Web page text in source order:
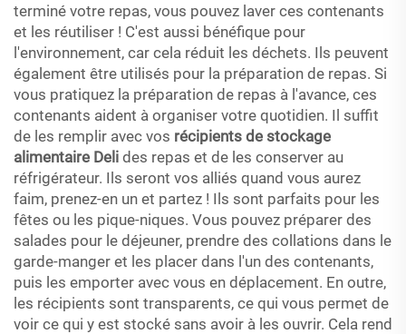
terminé votre repas, vous pouvez laver ces contenants
et les réutiliser ! C'est aussi bénéfique pour
l'environnement, car cela réduit les déchets. Ils peuvent
également être utilisés pour la préparation de repas. Si
vous pratiquez la préparation de repas à l'avance, ces
contenants aident à organiser votre quotidien. Il suffit
de les remplir avec vos récipients de stockage
alimentaire Deli des repas et de les conserver au
réfrigérateur. Ils seront vos alliés quand vous aurez
faim, prenez-en un et partez ! Ils sont parfaits pour les
fêtes ou les pique-niques. Vous pouvez préparer des
salades pour le déjeuner, prendre des collations dans le
garde-manger et les placer dans l'un des contenants,
puis les emporter avec vous en déplacement. En outre,
les récipients sont transparents, ce qui vous permet de
voir ce qui y est stocké sans avoir à les ouvrir. Cela rend